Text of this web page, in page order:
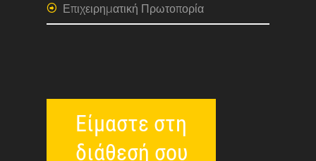
Επιχειρηματική Πρωτοπορία
Είμαστε στη
διάθεσή σου